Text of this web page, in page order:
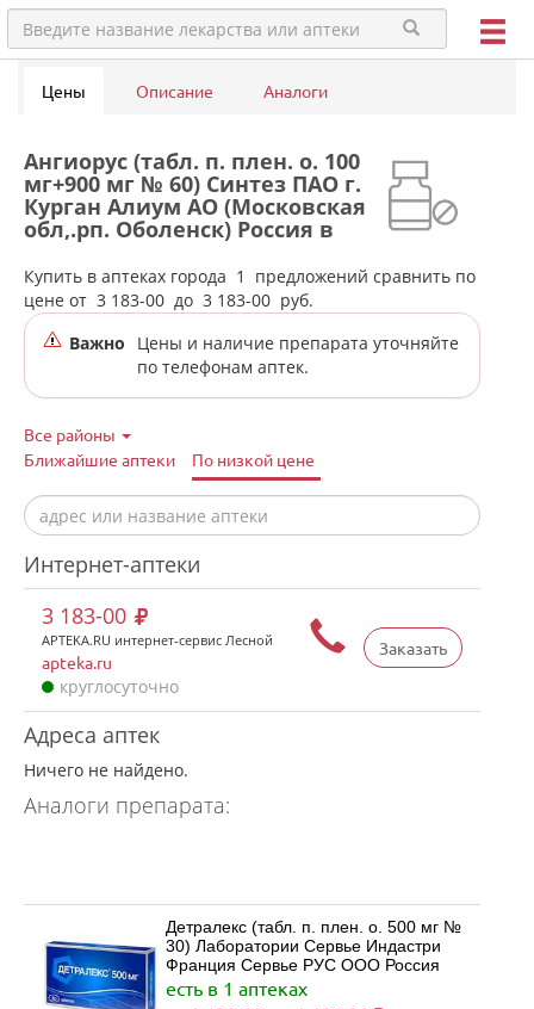
Цены Описание Аналоги
Ангиорус (табл. п. плен. о. 100
мг+900 мг № 60) Синтез ПАО г.
Курган Алиум АО (Московская
обл,.рп. Оболенск) Россия в
аптеках города Лесного
Купить в аптеках города 1
предложений сравнить по
цене от 3 183-00 до 3 183-00 руб.
Важно
Цены и наличие препарата уточняйте
по телефонам аптек.
Все районы
Ближайшие аптеки
По низкой цене
Интернет-аптеки
Заказать
3 183-00
APTEKA.RU интернет-сервис Лесной
apteka.ru
круглосуточно
Адреса аптек
Ничего не найдено.
Аналоги препарата:
Детралекс (табл. п. плен. о. 500 мг №
30) Лаборатории Сервье Индастри
Франция Сервье РУС ООО Россия
есть в 1 аптеках